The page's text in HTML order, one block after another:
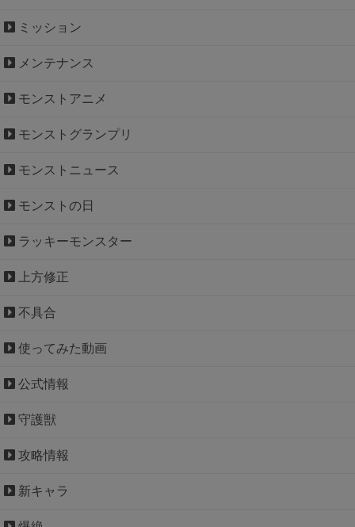
ミッション
メンテナンス
モンストアニメ
モンストグランプリ
モンストニュース
モンストの日
ラッキーモンスター
上方修正
不具合
使ってみた動画
公式情報
守護獣
攻略情報
新キャラ